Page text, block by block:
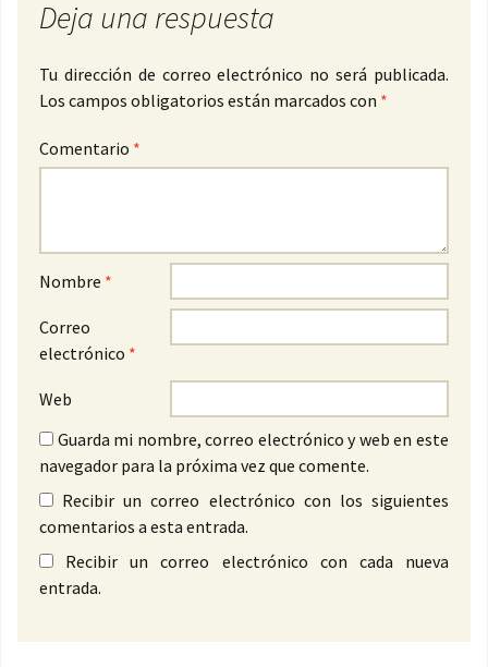
Deja una respuesta
Tu dirección de correo electrónico no será publicada.
Los campos obligatorios están marcados con *
Comentario *
Nombre *
Correo
electrónico *
Web
Guarda mi nombre, correo electrónico y web en este
navegador para la próxima vez que comente.
Recibir un correo electrónico con los siguientes
comentarios a esta entrada.
Recibir un correo electrónico con cada nueva
entrada.